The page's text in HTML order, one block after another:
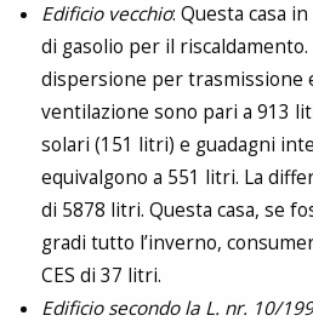
Edificio vecchio: Questa casa
di gasolio per il
dispersione per trasmissione
ventilazione sono pari a 913
solari (151 litri) e guadagni
equivalgono a 551 litri. La
di 5878 litri. Questa casa, se
gradi tutto l’inverno,
CES di 37 litri.
Edificio secondo la L. nr. 10/